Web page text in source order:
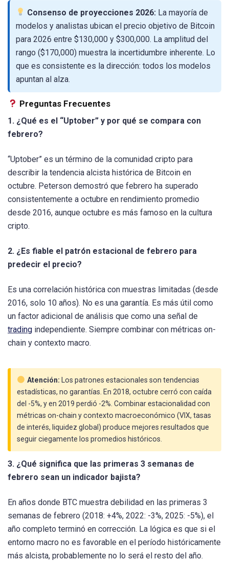
Consenso de proyecciones 2026: La mayoría de
modelos y analistas ubican el precio objetivo de Bitcoin
para 2026 entre $130,000 y $300,000. La amplitud del
rango ($170,000) muestra la incertidumbre inherente. Lo
que es consistente es la dirección: todos los modelos
apuntan al alza.
Preguntas Frecuentes
1. ¿Qué es el “Uptober” y por qué se compara con
febrero?
“Uptober” es un término de la comunidad cripto para
describir la tendencia alcista histórica de Bitcoin en
octubre. Peterson demostró que febrero ha superado
consistentemente a octubre en rendimiento promedio
desde 2016, aunque octubre es más famoso en la cultura
cripto.
2. ¿Es fiable el patrón estacional de febrero para
predecir el precio?
Es una correlación histórica con muestras limitadas (desde
2016, solo 10 años). No es una garantía. Es más útil como
un factor adicional de análisis que como una señal de
trading independiente. Siempre combinar con métricas on-
chain y contexto macro.
Atención: Los patrones estacionales son tendencias
estadísticas, no garantías. En 2018, octubre cerró con caída
del -5%, y en 2019 perdió -2%. Combinar estacionalidad con
métricas on-chain y contexto macroeconómico (VIX, tasas
de interés, liquidez global) produce mejores resultados que
seguir ciegamente los promedios históricos.
3. ¿Qué significa que las primeras 3 semanas de
febrero sean un indicador bajista?
En años donde BTC muestra debilidad en las primeras 3
semanas de febrero (2018: +4%, 2022: -3%, 2025: -5%), el
año completo terminó en corrección. La lógica es que si el
entorno macro no es favorable en el período históricamente
más alcista, probablemente no lo será el resto del año.